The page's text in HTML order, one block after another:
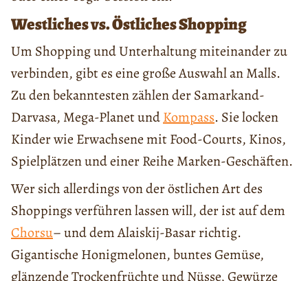
Westliches vs. Östliches Shopping
Um Shopping und Unterhaltung miteinander zu
verbinden, gibt es eine große Auswahl an Malls.
Zu den bekanntesten zählen der Samarkand-
Darvasa, Mega-Planet undKompass. Sie locken
Kinder wie Erwachsene mit Food-Courts, Kinos,
Spielplätzen und einer Reihe Marken-Geschäften.
Wer sich allerdings von der östlichen Art des
Shoppings verführen lassen will, der ist auf dem
Chorsu– und dem Alaiskij-Basar richtig.
Gigantische Honigmelonen, buntes Gemüse,
glänzende Trockenfrüchte und Nüsse, Gewürze